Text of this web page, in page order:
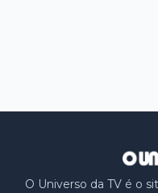
O Universo da TV é o